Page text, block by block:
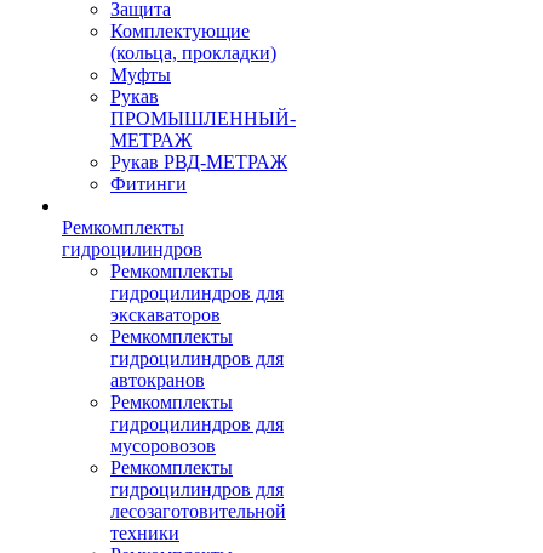
Защита
Комплектующие
(кольца, прокладки)
Муфты
Рукав
ПРОМЫШЛЕННЫЙ-
МЕТРАЖ
Рукав РВД-МЕТРАЖ
Фитинги
Ремкомплекты
гидроцилиндров
Ремкомплекты
гидроцилиндров для
экскаваторов
Ремкомплекты
гидроцилиндров для
автокранов
Ремкомплекты
гидроцилиндров для
мусоровозов
Ремкомплекты
гидроцилиндров для
лесозаготовительной
техники